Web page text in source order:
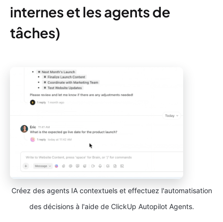
internes et les agents de
tâches)
Créez des agents IA contextuels et effectuez l'automatisation
des décisions à l'aide de ClickUp Autopilot Agents.